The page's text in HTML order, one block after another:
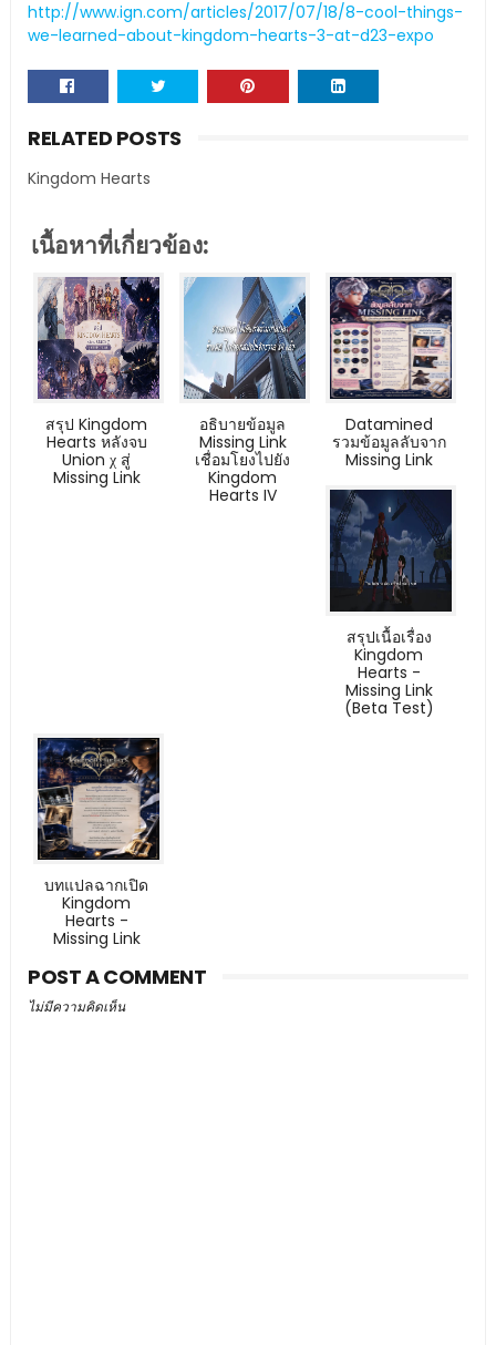
http://www.ign.com/articles/2017/07/18/8-cool-things-
we-learned-about-kingdom-hearts-3-at-d23-expo
RELATED POSTS
Kingdom Hearts
เนื้อหาที่เกี่ยวข้อง:
สรุป Kingdom
Hearts หลังจบ
Union χ สู่
Missing Link
อธิบายข้อมูล
Missing Link
เชื่อมโยงไปยัง
Kingdom
Hearts IV
Datamined
รวมข้อมูลลับจาก
Missing Link
สรุปเนื้อเรื่อง
Kingdom
Hearts -
Missing Link
(Beta Test)
บทแปลฉากเปิด
Kingdom
Hearts -
Missing Link
POST A COMMENT
ไม่มีความคิดเห็น